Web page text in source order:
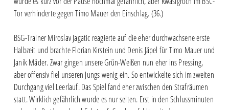
Tor verhinderte gegen Timo Mauer den Einschlag. (36.)
BSG-Trainer Miroslav Jagatic reagierte auf die eher durchwachsene erste
Halbzeit und brachte Florian Kirstein und Denis Jäpel für Timo Mauer und
Janik Mäder. Zwar gingen unsere Grün-Weißen nun eher ins Pressing,
aber offensiv fiel unseren Jungs wenig ein. So entwickelte sich im zweiten
Durchgang viel Leerlauf. Das Spiel fand eher zwischen den Strafräumen
statt. Wirklich gefährlich wurde es nur selten. Erst in den Schlussminuten